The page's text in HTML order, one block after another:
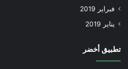
فبراير 2019
يناير 2019
تطبيق أخضر